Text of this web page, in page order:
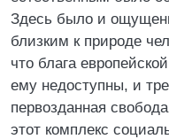
Здесь было и
близким к природе
что блага
ему недоступны, и
первозданная
этот комплекс